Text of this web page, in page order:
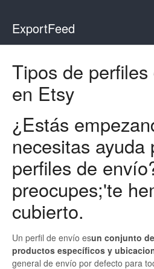
ExportFeed
Wix -
Faire
Wix-Faire
Affiliate
Etsy
Etsy Integration
Tipos de
en Etsy
¿Estás
necesitas ayuda
perfiles de
preocupes;'te
cubierto.
Un perfil de envío esun conjunto
productos específicos y
general de envío por defecto para